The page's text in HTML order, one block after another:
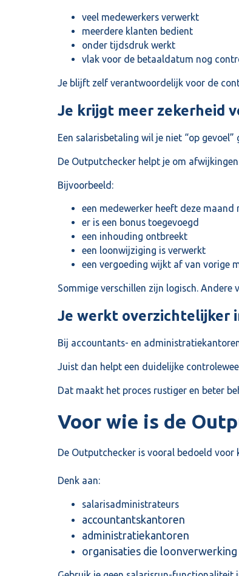
veel medewerkers verwerkt
meerdere klanten bedient
onder tijdsdruk werkt
vlak voor de betaaldatum nog
Je blijft zelf verantwoordelijk voor de
Je krijgt meer zekerheid
Een salarisbetaling wil je niet “op
De Outputchecker helpt je om
Bijvoorbeeld:
een medewerker heeft deze maand
er is een bonus toegevoegd
een inhouding ontbreekt
een loonwijziging is verwerkt
een vergoeding wijkt af van vorige
Sommige verschillen zijn logisch.
Je werkt overzichtelijker
Bij accountants- en
Juist dan helpt een duidelijke
Dat maakt het proces rustiger en beter
Voor wie is de
De Outputchecker is vooral bedoeld
Denk aan:
salarisadministrateurs
accountantskantoren
administratiekantoren
organisaties die